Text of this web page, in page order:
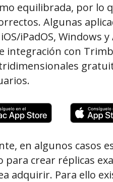
equilibrada, por lo
Algunas
iPadOS, Windows
integración con
en algunos casos
para crear réplicas
adquirir. Para ello